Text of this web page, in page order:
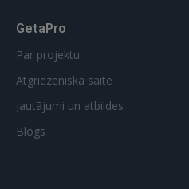
GetaPro
Par projektu
Atgriezeniskā saite
Jautājumi un atbildes
Blogs